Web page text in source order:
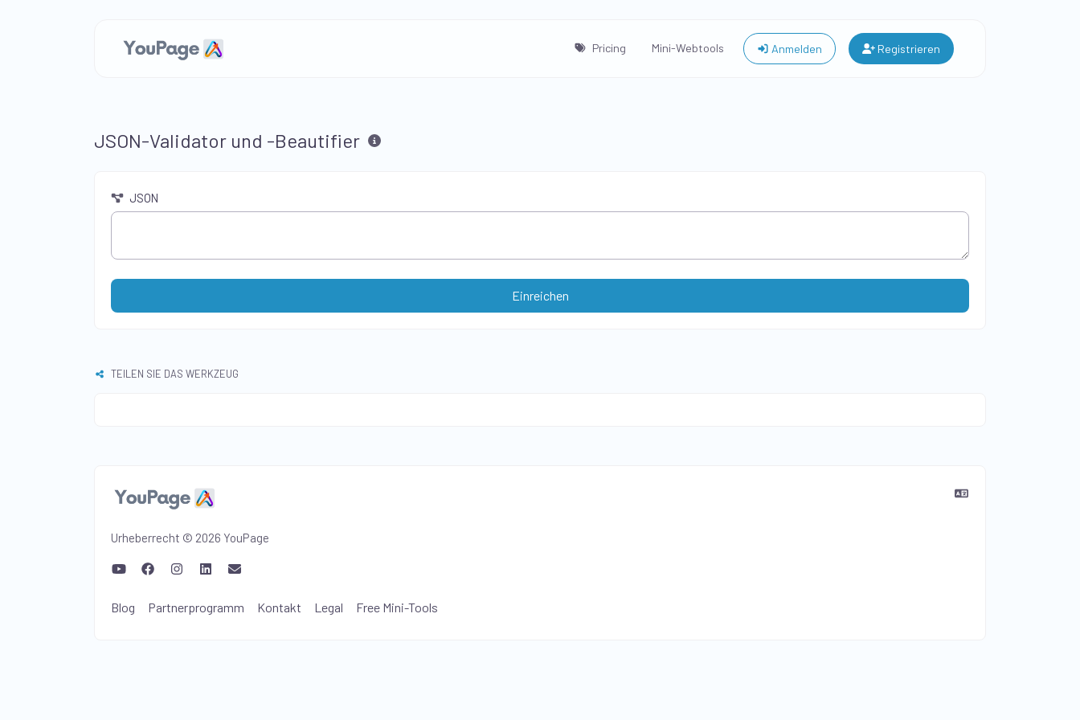
Pricing Mini-Webtools Anmelden Registrieren
JSON-Validator und -Beautifier
JSON
Einreichen
TEILEN SIE DAS WERKZEUG
Urheberrecht © 2026 YouPage
Blog Partnerprogramm Kontakt Legal Free Mini-Tools